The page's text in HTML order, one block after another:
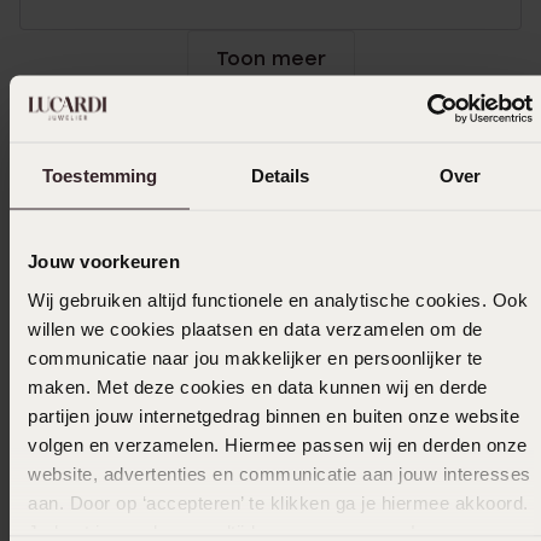
Toestemming Details Over
Jouw voorkeuren
Wij gebruiken altijd functionele en analytische cookies. Ook
willen we cookies plaatsen en data verzamelen om de
communicatie naar jou makkelijker en persoonlijker te
maken. Met deze cookies en data kunnen wij en derde
partijen jouw internetgedrag binnen en buiten onze website
volgen en verzamelen. Hiermee passen wij en derden onze
website, advertenties en communicatie aan jouw interesses
aan. Door op ‘accepteren’ te klikken ga je hiermee akkoord.
Toon meer
In winkelmand
Ook leuk voor jou